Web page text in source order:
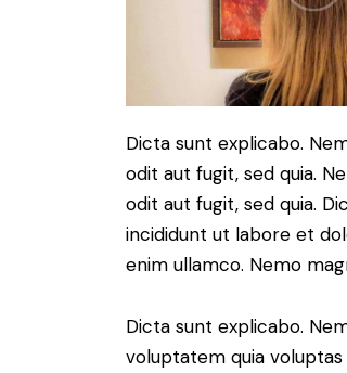
Dicta sunt explicabo.
odit aut fugit, sed quia.
odit aut fugit, sed quia.
incididunt ut labore et
enim ullamco. Nemo
Dicta sunt explicabo.
voluptatem quia